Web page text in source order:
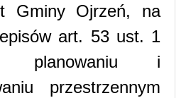
Gminy Ojrzeń, na
art. 53 ust. 1
planowaniu i
przestrzennym